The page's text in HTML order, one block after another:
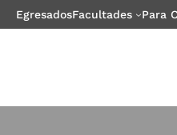
EgresadosFacultades Para